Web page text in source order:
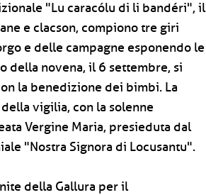
"Lu caracólu di li bandéri", il
e clacson, compiono tre giri
e delle campagne esponendo le
della novena, il 6 settembre, si
la benedizione dei bimbi. La
vigilia, con la solenne
Vergine Maria, presieduta dal
"Nostra Signora di Locusantu".
della Gallura per il